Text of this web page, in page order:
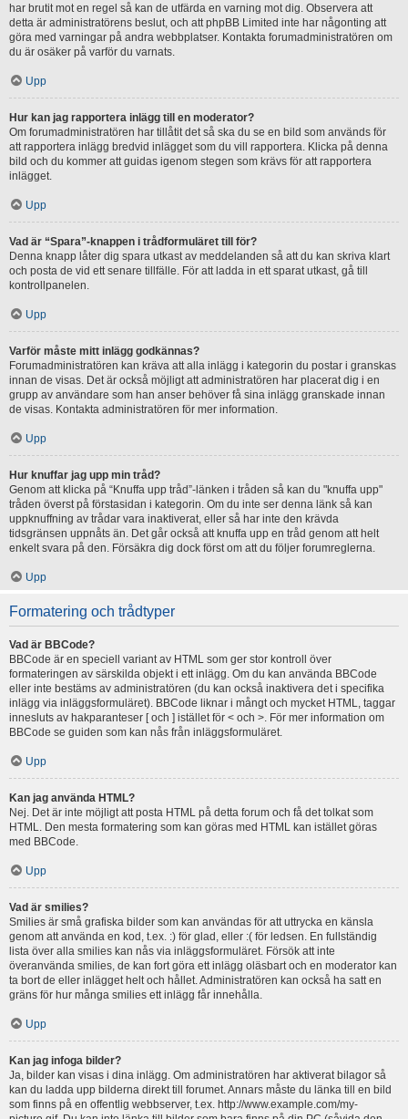
har brutit mot en regel så kan de utfärda en varning mot dig. Observera att
detta är administratörens beslut, och att phpBB Limited inte har någonting att
göra med varningar på andra webbplatser. Kontakta forumadministratören om
du är osäker på varför du varnats.
Upp
Hur kan jag rapportera inlägg till en moderator?
Om forumadministratören har tillåtit det så ska du se en bild som används för
att rapportera inlägg bredvid inlägget som du vill rapportera. Klicka på denna
bild och du kommer att guidas igenom stegen som krävs för att rapportera
inlägget.
Upp
Vad är “Spara”-knappen i trådformuläret till för?
Denna knapp låter dig spara utkast av meddelanden så att du kan skriva klart
och posta de vid ett senare tillfälle. För att ladda in ett sparat utkast, gå till
kontrollpanelen.
Upp
Varför måste mitt inlägg godkännas?
Forumadministratören kan kräva att alla inlägg i kategorin du postar i granskas
innan de visas. Det är också möjligt att administratören har placerat dig i en
grupp av användare som han anser behöver få sina inlägg granskade innan
de visas. Kontakta administratören för mer information.
Upp
Hur knuffar jag upp min tråd?
Genom att klicka på “Knuffa upp tråd”-länken i tråden så kan du "knuffa upp"
tråden överst på förstasidan i kategorin. Om du inte ser denna länk så kan
uppknuffning av trådar vara inaktiverat, eller så har inte den krävda
tidsgränsen uppnåts än. Det går också att knuffa upp en tråd genom att helt
enkelt svara på den. Försäkra dig dock först om att du följer forumreglerna.
Upp
Formatering och trådtyper
Vad är BBCode?
BBCode är en speciell variant av HTML som ger stor kontroll över
formateringen av särskilda objekt i ett inlägg. Om du kan använda BBCode
eller inte bestäms av administratören (du kan också inaktivera det i specifika
inlägg via inläggsformuläret). BBCode liknar i mångt och mycket HTML, taggar
innesluts av hakparanteser [ och ] istället för < och >. För mer information om
BBCode se guiden som kan nås från inläggsformuläret.
Upp
Kan jag använda HTML?
Nej. Det är inte möjligt att posta HTML på detta forum och få det tolkat som
HTML. Den mesta formatering som kan göras med HTML kan istället göras
med BBCode.
Upp
Vad är smilies?
Smilies är små grafiska bilder som kan användas för att uttrycka en känsla
genom att använda en kod, t.ex. :) för glad, eller :( för ledsen. En fullständig
lista över alla smilies kan nås via inläggsformuläret. Försök att inte
överanvända smilies, de kan fort göra ett inlägg oläsbart och en moderator kan
ta bort de eller inlägget helt och hållet. Administratören kan också ha satt en
gräns för hur många smilies ett inlägg får innehålla.
Upp
Kan jag infoga bilder?
Ja, bilder kan visas i dina inlägg. Om administratören har aktiverat bilagor så
kan du ladda upp bilderna direkt till forumet. Annars måste du länka till en bild
som finns på en offentlig webbserver, t.ex. http://www.example.com/my-